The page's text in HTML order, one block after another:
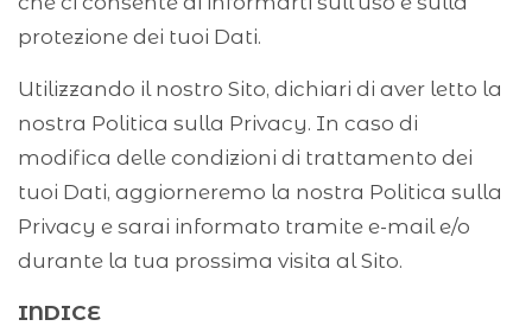
protezione dei tuoi Dati.
Utilizzando il nostro Sito, dichiari di aver letto la
nostra Politica sulla Privacy. In caso di
modifica delle condizioni di trattamento dei
tuoi Dati, aggiorneremo la nostra Politica sulla
Privacy e sarai informato tramite e-mail e/o
durante la tua prossima visita al Sito.
INDICE